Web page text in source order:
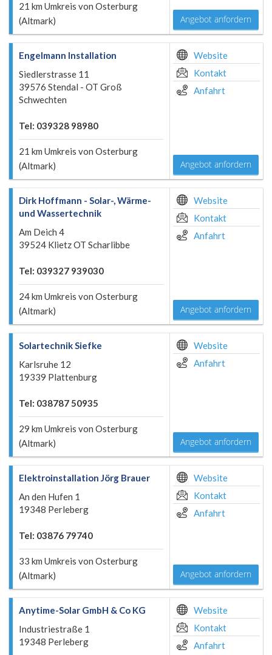
21 km Umkreis von Osterburg
(Altmark)
Angebot anfordern
Engelmann Installation
Siedlerstrasse 11
39576 Stendal - OT Groß
Schwechten
Tel: 039328 98980
21 km Umkreis von Osterburg
(Altmark)
Website
Kontakt
Anfahrt
Angebot anfordern
Dirk Hoffmann - Solar-, Wärme-
und Wassertechnik
Am Deich 4
39524 Klietz OT Scharlibbe
Tel: 039327 939030
24 km Umkreis von Osterburg
(Altmark)
Website
Kontakt
Anfahrt
Angebot anfordern
Solartechnik Siefke
Karlsruhe 12
19339 Plattenburg
Tel: 038787 50935
29 km Umkreis von Osterburg
(Altmark)
Website
Anfahrt
Angebot anfordern
Elektroinstallation Jörg Brauer
An den Hufen 1
19348 Perleberg
Tel: 03876 79740
33 km Umkreis von Osterburg
(Altmark)
Website
Kontakt
Anfahrt
Angebot anfordern
Anytime-Solar GmbH & Co KG
Industriestraße 1
19348 Perleberg
Website
Kontakt
Anfahrt